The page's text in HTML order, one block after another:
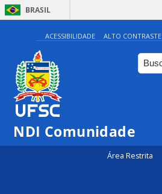
BRASIL
ACESSIBILIDADE ALTO CONTRASTE
NDI Comunidade
Área Restrita